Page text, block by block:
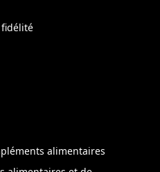
fidélité
alimentaires